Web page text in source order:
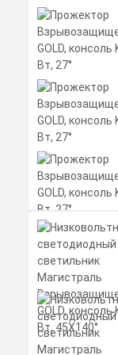
(анодированный),
поликарбонат.
Прожектор
GOLD, консоль
Вт, 27°